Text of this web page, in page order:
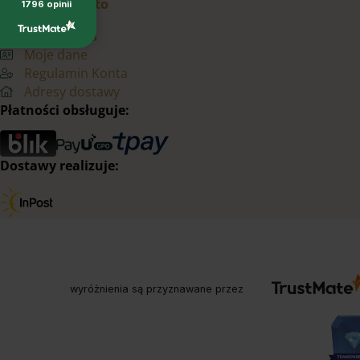
Moje konto
Zamówienia
Moje dane
Regulamin Konta
Adresy dostawy
Płatności obsługuje:
Dostawy realizuje:
wyróżnienia są przyznawane przez
1796 opinii